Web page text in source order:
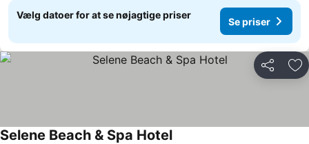
Vælg datoer for at se nøjagtige priser
Se priser
Del
Selene Beach & Spa Hotel